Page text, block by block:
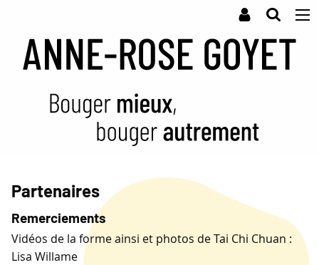
Partenaires
Remerciements
Vidéos de la forme ainsi et photos de Tai Chi Chuan :
Lisa Willame